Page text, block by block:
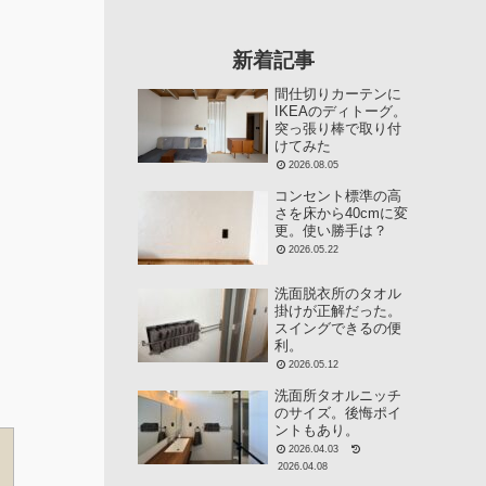
新着記事
間仕切りカーテンに
IKEAのディトーグ。
突っ張り棒で取り付
けてみた
2026.08.05
コンセント標準の高
さを床から40cmに変
更。使い勝手は？
2026.05.22
洗面脱衣所のタオル
掛けが正解だった。
スイングできるの便
利。
2026.05.12
洗面所タオルニッチ
のサイズ。後悔ポイ
ントもあり。
2026.04.03
2026.04.08